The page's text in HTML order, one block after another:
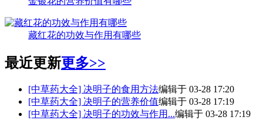
藏红花的功效与作用有哪些
最近更新更多>>
[中草药大全] 决明子的食用方法编辑于 03-28 17:20
[中草药大全] 决明子的营养价值编辑于 03-28 17:19
[中草药大全] 决明子的功效与作用...编辑于 03-28 17:19